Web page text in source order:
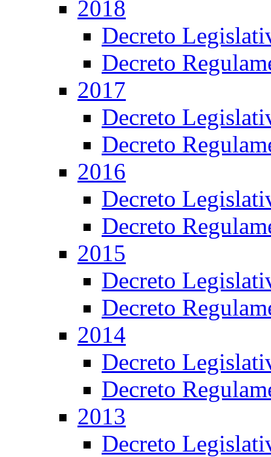
2018
Decreto
Decreto
2017
Decreto
Decreto
2016
Decreto
Decreto
2015
Decreto
Decreto
2014
Decreto
Decreto
2013
Decreto